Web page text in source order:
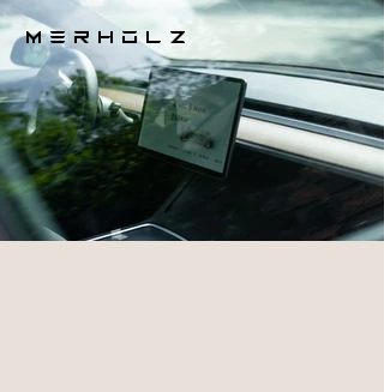
M E R H O L Z